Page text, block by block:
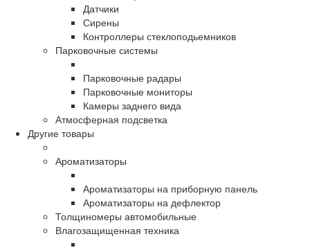
Датчики
Сирены
Контроллеры стеклоподьемников
Парковочные системы
Парковочные радары
Парковочные мониторы
Камеры заднего вида
Атмосферная подсветка
Другие товары
Ароматизаторы
Ароматизаторы на приборную панель
Ароматизаторы на дефлектор
Толщиномеры автомобильные
Влагозащищенная техника